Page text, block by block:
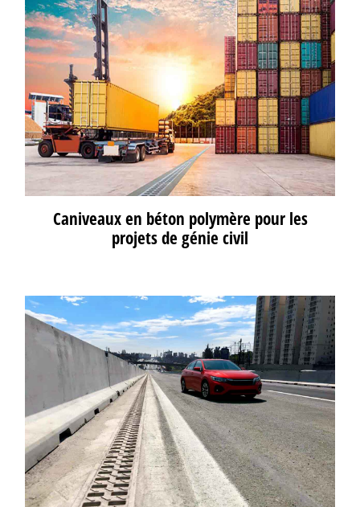
Caniveaux en béton polymère pour les
projets de génie civil